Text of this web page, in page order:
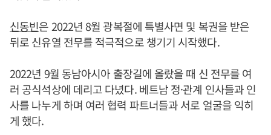
신동빈은 2022년 8월 광복절에 특별사면 및 복권을 받은
뒤로 신유열 전무를 적극적으로 챙기기 시작했다.
2022년 9월 동남아시아 출장길에 올랐을 때 신 전무를 여
러 공식석상에 데리고 다녔다. 베트남 정·관계 인사들과 인
사를 나누게 하며 여러 협력 파트너들과 서로 얼굴을 익히
게 했다.